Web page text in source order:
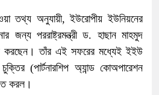
তথ্য অনুযায়ী, ইউরোপীয় ইউনিয়নের
জন্য পররাষ্ট্রমন্ত্রী ড. হাছান মাহমুদ
করছেন। তাঁর এই সফরের মধ্যেই ইইউ
(পার্টনারশিপ অ্যান্ড কোঅপারেশন
করল।